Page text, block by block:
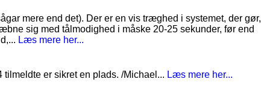
mere end det). Der er en vis træghed i systemet, der gør,
sig med tålmodighed i måske 20-25 sekunder, før end
Læs mere her...
er sikret en plads. /Michael... Læs mere her...